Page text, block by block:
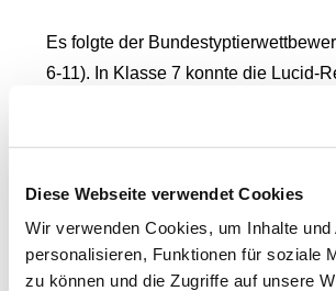
Diese Webseite verwendet Cookies
Wir verwenden Cookies, um Inhalte und
personalisieren, Funktionen für soziale
zu können und die Zugriffe auf unsere
Es folgte der
6-11). In Klasse 7 konnte die Lucid-
von der Warner GbR, Rahden
Harmonie und einer guten Oberlinie
Ginger von Josefa Henkelmann
Klasse 8 sehr gut in ihrer Bewegung
sehr komplettes Rind. Sie konnte